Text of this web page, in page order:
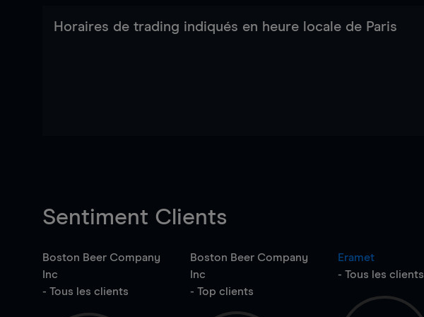
Horaires de trading indiqués en heure locale de Paris
Sentiment Clients
Boston Beer Company
Inc
- Tous les clients
Boston Beer Company
Inc
- Top clients
Eramet
- Tous les clients